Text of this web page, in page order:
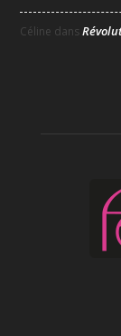
Céline dans